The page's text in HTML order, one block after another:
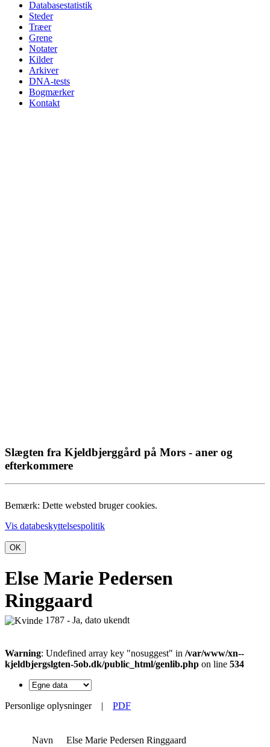
Databasestatistik
Steder
Træer
Grene
Notater
Kilder
Arkiver
DNA-tests
Bogmærker
Kontakt
Slægten fra Kjeldbjerggård på Mors - aner og
efterkommere
Bemærk: Dette websted bruger cookies.
Vis databeskyttelsespolitik
OK
Else Marie Pedersen
Ringgaard
1787 - Ja, dato ukendt
Warning: Undefined array key "nosuggest" in /var/www/xn--
kjeldbjergslgten-5ob.dk/public_html/genlib.php on line 534
Personlige oplysninger| PDF
Navn Else Marie Pedersen Ringgaard